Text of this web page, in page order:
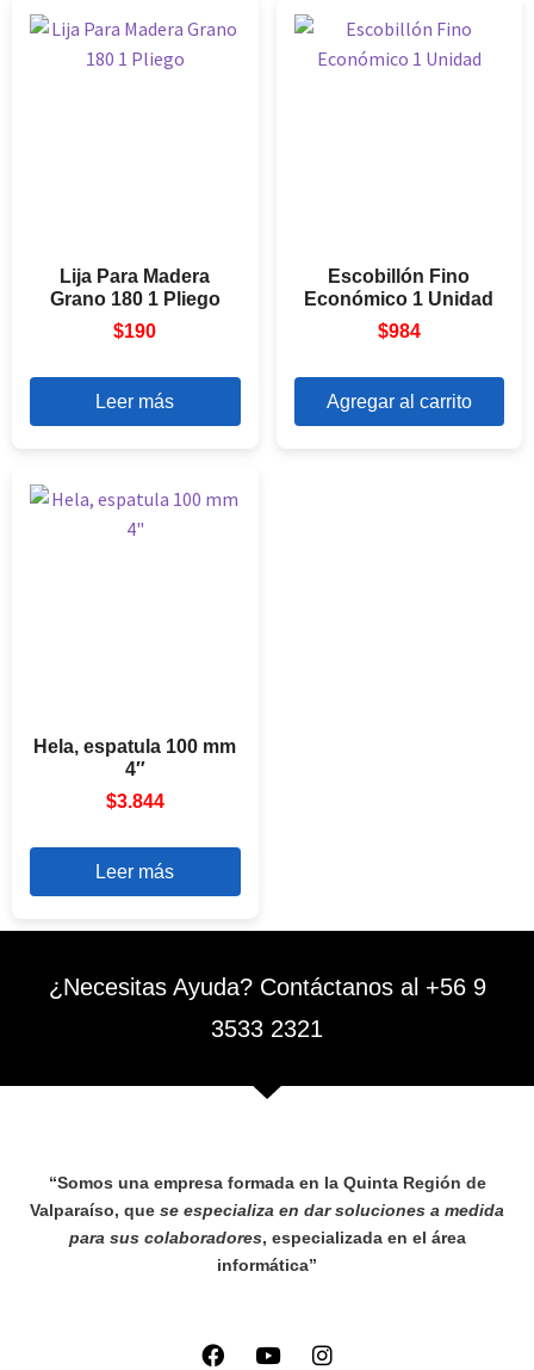
Lija Para Madera
Grano 180 1 Pliego
$190
Leer más
Escobillón Fino
Económico 1 Unidad
$984
Agregar al carrito
Hela, espatula 100 mm
4″
$3.844
Leer más
¿Necesitas Ayuda? Contáctanos al +56 9
3533 2321
“Somos una empresa formada en la Quinta Región de
Valparaíso, que se especializa en dar soluciones a medida
para sus colaboradores, especializada en el área
informática”